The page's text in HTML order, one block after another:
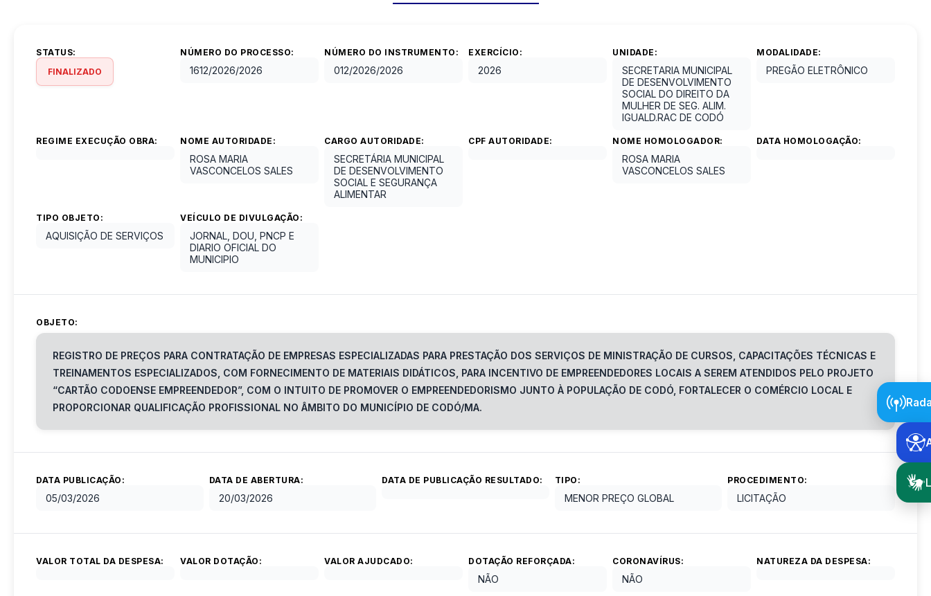
STATUS:
FINALIZADO
NÚMERO DO PROCESSO:
1612/2026/2026
NÚMERO DO INSTRUMENTO:
012/2026/2026
EXERCÍCIO:
2026
UNIDADE:
SECRETARIA MUNICIPAL
DE DESENVOLVIMENTO
SOCIAL DO DIREITO DA
MULHER DE SEG. ALIM.
IGUALD.RAC DE CODÓ
MODALIDADE:
PREGÃO ELETRÔNICO
REGIME EXECUÇÃO OBRA: NOME AUTORIDADE:
ROSA MARIA
VASCONCELOS SALES
CARGO AUTORIDADE:
SECRETÁRIA MUNICIPAL
DE DESENVOLVIMENTO
SOCIAL E SEGURANÇA
ALIMENTAR
CPF AUTORIDADE: NOME HOMOLOGADOR:
ROSA MARIA
VASCONCELOS SALES
DATA HOMOLOGAÇÃO:
TIPO OBJETO:
AQUISIÇÃO DE SERVIÇOS
VEÍCULO DE DIVULGAÇÃO:
JORNAL, DOU, PNCP E
DIARIO OFICIAL DO
MUNICIPIO
OBJETO:
REGISTRO DE PREÇOS PARA CONTRATAÇÃO DE EMPRESAS ESPECIALIZADAS PARA PRESTAÇÃO DOS SERVIÇOS DE MINISTRAÇÃO DE CURSOS, CAPACITAÇÕES TÉCNICAS E
TREINAMENTOS ESPECIALIZADOS, COM FORNECIMENTO DE MATERIAIS DIDÁTICOS, PARA INCENTIVO DE EMPREENDEDORES LOCAIS A SEREM ATENDIDOS PELO PROJETO
“CARTÃO CODOENSE EMPREENDEDOR”, COM O INTUITO DE PROMOVER O EMPREENDEDORISMO JUNTO À POPULAÇÃO DE CODÓ, FORTALECER O COMÉRCIO LOCAL E
PROPORCIONAR QUALIFICAÇÃO PROFISSIONAL NO ÂMBITO DO MUNICÍPIO DE CODÓ/MA.
DATA PUBLICAÇÃO:
05/03/2026
DATA DE ABERTURA:
20/03/2026
DATA DE PUBLICAÇÃO RESULTADO: TIPO:
MENOR PREÇO GLOBAL
PROCEDIMENTO:
LICITAÇÃO
VALOR TOTAL DA DESPESA: VALOR DOTAÇÃO: VALOR AJUDCADO: DOTAÇÃO REFORÇADA:
NÃO
CORONAVÍRUS:
NÃO
NATUREZA DA DESPESA: